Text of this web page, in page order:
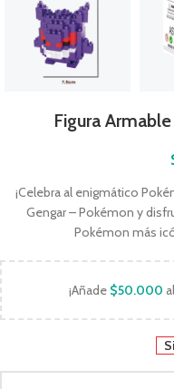
Figura
¡Celebra al enigmático
Gengar – Pokémon y
Pokémon más
¡Añade $50.000